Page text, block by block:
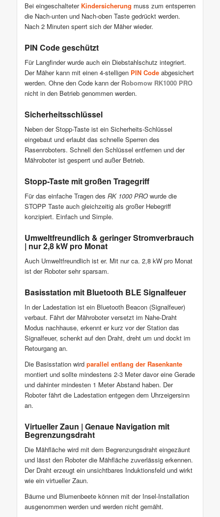
Bei eingeschalteter Kindersicherung muss zum entsperren
die Nach-unten und Nach-oben Taste gedrückt werden.
Nach 2 Minuten sperrt sich der Mäher wieder.
PIN Code geschützt
Für Langfinder wurde auch ein Diebstahlschutz integriert.
Der Mäher kann mit einen 4-stelligen PIN Codeabgesichert
werden. Ohne den Code kann der Robomow RK1000 PRO
nicht in den Betrieb genommen werden.
Sicherheitsschlüssel
Neben der Stopp-Taste ist ein Sicherheits-Schlüssel
eingebaut und erlaubt das schnelle Sperren des
Rasenroboters. Schnell den Schlüssel entfernen und der
Mähroboter ist gesperrt und außer Betrieb.
Stopp-Taste mit großen Tragegriff
Für das einfache Tragen des RK 1000 PROwurde die
STOPP Taste auch gleichzeitig als großer Hebegriff
konzipiert. Einfach und Simple.
Umweltfreundlich & geringer Stromverbrauch
| nur 2,8 kW pro Monat
Auch Umweltfreundlich ist er. Mit nur ca. 2,8 kW pro Monat
ist der Roboter sehr sparsam.
Basisstation mit Bluetooth BLE Signalfeuer
In der Ladestation ist ein Bluetooth Beacon (Signalfeuer)
verbaut. Fährt der Mähroboter versetzt im Nahe-Draht
Modus nachhause, erkennt er kurz vor der Station das
Signalfeuer, schenkt auf den Draht, dreht um und dockt im
Retourgang an.
Die Basisstation wird parallel entlang der Rasenkante
montiert und sollte mindestens 2-3 Meter davor eine Gerade
und dahinter mindesten 1 Meter Abstand haben. Der
Roboter fährt die Ladestation entgegen dem Uhrzeigersinn
an.
Virtueller Zaun | Genaue Navigation mit
Begrenzungsdraht
Die Mähfläche wird mit dem Begrenzungsdraht eingezäunt
und lässt den Roboter die Mähfläche zuverlässig erkennen.
Der Draht erzeugt ein unsichtbares Induktionsfeld und wirkt
wie ein virtueller Zaun.
Bäume und Blumenbeete können mit der Insel-Installation
ausgenommen werden und werden nicht gemäht.